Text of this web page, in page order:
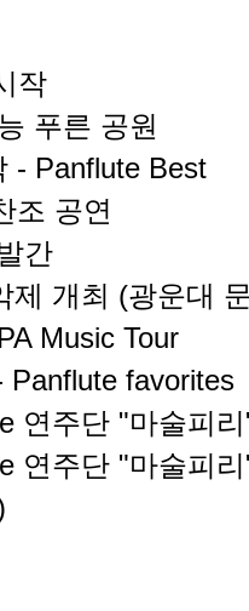
작
푸른 공원
- Panflute Best
조 공연
간
제 개최 (광운대
Music Tour
Panflute favorites
연주단 "마술피
연주단 "마술피